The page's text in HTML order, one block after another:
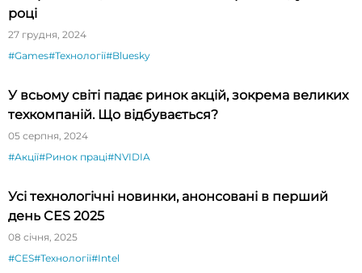
році
27 грудня, 2024
#Games#Технології#Bluesky
У всьому світі падає ринок акцій, зокрема великих
техкомпаній. Що відбувається?
05 серпня, 2024
#Акції#Ринок праці#NVIDIA
Усі технологічні новинки, анонсовані в перший
день CES 2025
08 січня, 2025
#CES#Технології#Intel